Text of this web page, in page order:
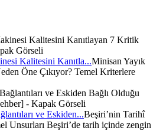
Kalitesini Kanıtla...Minisan Yayık
Öne Çıkıyor? Temel Kriterlere
ve Eskiden...Beşiri’nin Tarihî
Unsurları Beşiri’de tarih içinde zengin